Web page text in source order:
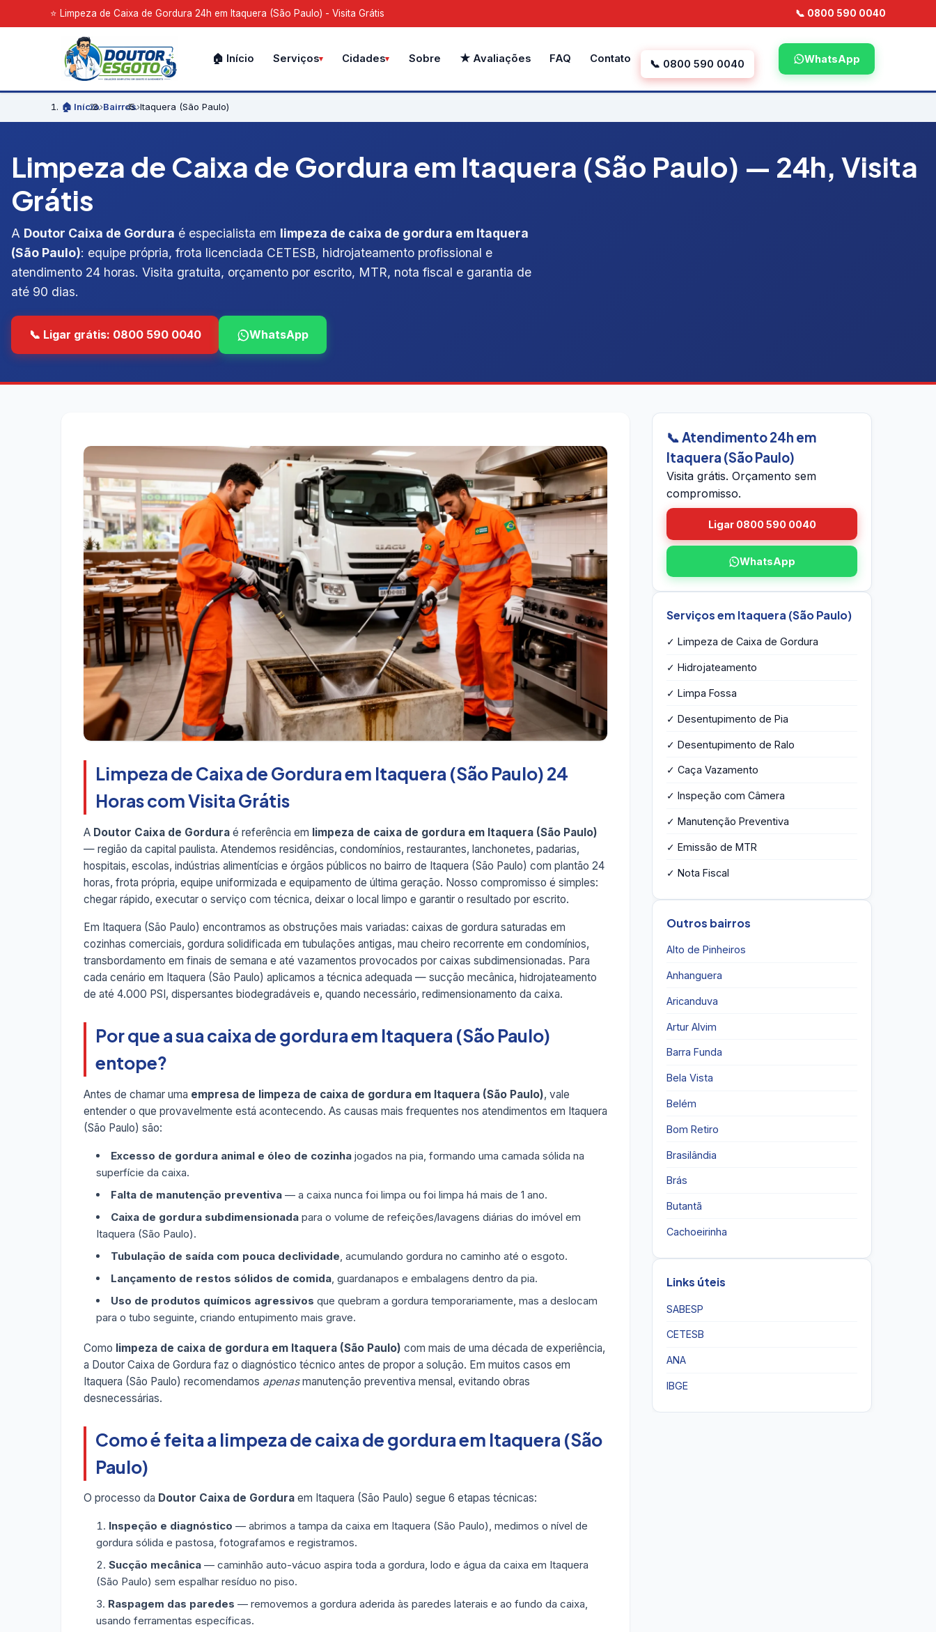
⭐ Limpeza de Caixa de Gordura 24h em Itaquera (São Paulo) - Visita Grátis 📞 0800 590 0040
🏠 Início Serviços Cidades Sobre ★ Avaliações FAQ Contato 📞 0800 590 0040 WhatsApp
🏠 Início›Bairros›Itaquera (São Paulo)
Limpeza de Caixa de Gordura em Itaquera (São Paulo) — 24h, Visita
Grátis
A Doutor Caixa de Gordura é especialista em limpeza de caixa de gordura em Itaquera
(São Paulo): equipe própria, frota licenciada CETESB, hidrojateamento profissional e
atendimento 24 horas. Visita gratuita, orçamento por escrito, MTR, nota fiscal e garantia de
até 90 dias.
📞 Ligar grátis: 0800 590 0040 WhatsApp
Limpeza de Caixa de Gordura em Itaquera (São Paulo) 24
Horas com Visita Grátis
A Doutor Caixa de Gordura é referência em limpeza de caixa de gordura em Itaquera (São Paulo)
— região da capital paulista. Atendemos residências, condomínios, restaurantes, lanchonetes, padarias,
hospitais, escolas, indústrias alimentícias e órgãos públicos no bairro de Itaquera (São Paulo) com plantão 24
horas, frota própria, equipe uniformizada e equipamento de última geração. Nosso compromisso é simples:
chegar rápido, executar o serviço com técnica, deixar o local limpo e garantir o resultado por escrito.
Em Itaquera (São Paulo) encontramos as obstruções mais variadas: caixas de gordura saturadas em
cozinhas comerciais, gordura solidificada em tubulações antigas, mau cheiro recorrente em condomínios,
transbordamento em finais de semana e até vazamentos provocados por caixas subdimensionadas. Para
cada cenário em Itaquera (São Paulo) aplicamos a técnica adequada — sucção mecânica, hidrojateamento
de até 4.000 PSI, dispersantes biodegradáveis e, quando necessário, redimensionamento da caixa.
Por que a sua caixa de gordura em Itaquera (São Paulo)
entope?
Antes de chamar uma empresa de limpeza de caixa de gordura em Itaquera (São Paulo), vale
entender o que provavelmente está acontecendo. As causas mais frequentes nos atendimentos em Itaquera
(São Paulo) são:
Excesso de gordura animal e óleo de cozinhajogados na pia, formando uma camada sólida na
superfície da caixa.
Falta de manutenção preventiva— a caixa nunca foi limpa ou foi limpa há mais de 1 ano.
Caixa de gordura subdimensionadapara o volume de refeições/lavagens diárias do imóvel em
Itaquera (São Paulo).
Tubulação de saída com pouca declividade , acumulando gordura no caminho até o esgoto.
Lançamento de restos sólidos de comida, guardanapos e embalagens dentro da pia.
Uso de produtos químicos agressivos que quebram a gordura temporariamente, mas a deslocam
para o tubo seguinte, criando entupimento mais grave.
Como limpeza de caixa de gordura em Itaquera (São Paulo) com mais de uma década de experiência,
a Doutor Caixa de Gordura faz o diagnóstico técnico antes de propor a solução. Em muitos casos em
Itaquera (São Paulo) recomendamos apenasmanutenção preventiva mensal, evitando obras
desnecessárias.
Como é feita a limpeza de caixa de gordura em Itaquera (São
Paulo)
O processo da Doutor Caixa de Gordura em Itaquera (São Paulo) segue 6 etapas técnicas:
Inspeção e diagnóstico — abrimos a tampa da caixa em Itaquera (São Paulo), medimos o nível de
gordura sólida e pastosa, fotografamos e registramos.
Sucção mecânica— caminhão auto-vácuo aspira toda a gordura, lodo e água da caixa em Itaquera
(São Paulo) sem espalhar resíduo no piso.
Raspagem das paredes — removemos a gordura aderida às paredes laterais e ao fundo da caixa,
usando ferramentas específicas.
📞 Atendimento 24h em
Itaquera (São Paulo)
Visita grátis. Orçamento sem
compromisso.
Ligar 0800 590 0040
WhatsApp
Serviços em Itaquera (São Paulo)
✓ Limpeza de Caixa de Gordura
✓ Hidrojateamento
✓ Limpa Fossa
✓ Desentupimento de Pia
✓ Desentupimento de Ralo
✓ Caça Vazamento
✓ Inspeção com Câmera
✓ Manutenção Preventiva
✓ Emissão de MTR
✓ Nota Fiscal
Outros bairros
Alto de Pinheiros
Anhanguera
Aricanduva
Artur Alvim
Barra Funda
Bela Vista
Belém
Bom Retiro
Brasilândia
Brás
Butantã
Cachoeirinha
Links úteis
SABESP
CETESB
ANA
IBGE